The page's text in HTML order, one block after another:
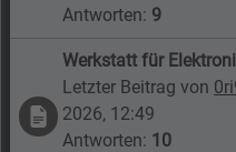
Antworten: 9
Werkstatt für
Letzter Beitrag von
2026, 12:49
Antworten: 10